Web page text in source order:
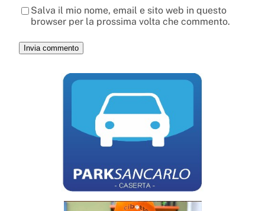
Salva il mio nome, email e sito web in questo
browser per la prossima volta che commento.